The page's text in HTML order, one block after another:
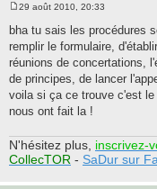
e
s
s
a
g
e
29 août 2010, 20:33
bha tu sais les procédures
remplir le formulaire,
réunions de concertations,
de principes, de lancer
voila si ça ce trouve c'est
nous ont fait la !
N'hésitez plus, inscrivez-
CollecTOR - SaDur sur